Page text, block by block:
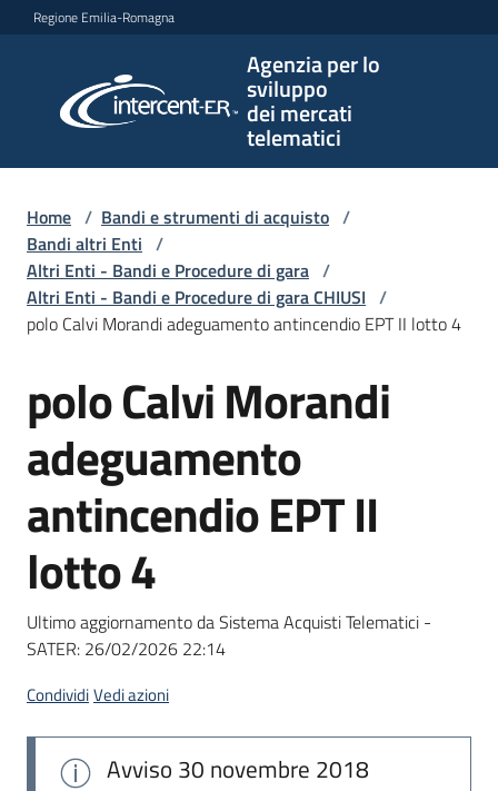
Vai al contenuto
Vai alla navigazione
Vai al footer
Regione Emilia-Romagna
Agenzia per lo
sviluppo
dei mercati
telematici
per lo
sviluppo
telematici
L'Agenzia
Bandi
e
strumenti
acquisto
Piattaforme
Home / Bandi e strumenti di acquisto /
Bandi altri Enti /
Altri Enti - Bandi e Procedure di gara /
Altri Enti - Bandi e Procedure di gara CHIUSI /
polo Calvi Morandi adeguamento antincendio EPT II lotto 4
Salta al contenuto
polo Calvi Morandi
adeguamento
antincendio EPT II
lotto 4
Ultimo aggiornamento da Sistema Acquisti Telematici -
SATER: 26/02/2026 22:14
CondividiVedi azioni
Avviso 30 novembre 2018